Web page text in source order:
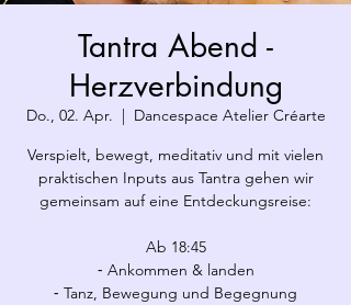
Tantra Abend -
Herzverbindung
Do., 02. Apr.
  |
Dancespace Atelier Créarte
Verspielt, bewegt, meditativ und mit vielen
praktischen Inputs aus Tantra gehen wir
gemeinsam auf eine Entdeckungsreise:
Ab 18:45
⁃ Ankommen & landen
⁃ Tanz, Bewegung und Begegnung